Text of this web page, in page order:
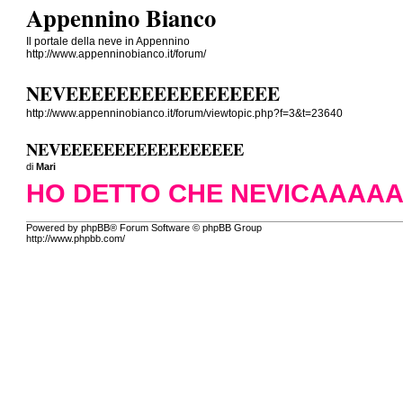
Appennino Bianco
Il portale della neve in Appennino
http://www.appenninobianco.it/forum/
NEVEEEEEEEEEEEEEEEEE
http://www.appenninobianco.it/forum/viewtopic.php?f=3&t=23640
NEVEEEEEEEEEEEEEEEEE
diMari
HO DETTO CHE
Powered by phpBB® Forum Software © phpBB Group
http://www.phpbb.com/